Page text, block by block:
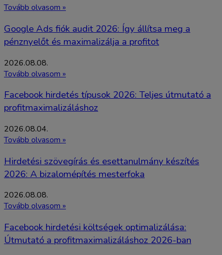
Tovább olvasom »
Google Ads fiók audit 2026: Így állítsa meg a
pénznyelőt és maximalizálja a profitot
2026.08.08.
Tovább olvasom »
Facebook hirdetés típusok 2026: Teljes útmutató a
profitmaximalizáláshoz
2026.08.04.
Tovább olvasom »
Hirdetési szövegírás és esettanulmány készítés
2026: A bizalomépítés mesterfoka
2026.08.08.
Tovább olvasom »
Facebook hirdetési költségek optimalizálása:
Útmutató a profitmaximalizáláshoz 2026-ban